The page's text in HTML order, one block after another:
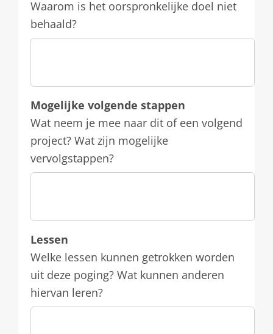
Waarom is het oorspronkelijke doel niet
behaald?
Mogelijke volgende stappen
Wat neem je mee naar dit of een volgend
project? Wat zijn mogelijke
vervolgstappen?
Lessen
Welke lessen kunnen getrokken worden
uit deze poging? Wat kunnen anderen
hiervan leren?